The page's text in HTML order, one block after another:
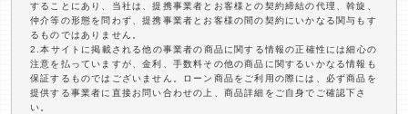
することにあり、当社は、提携事業者とお客様との契約締結の代理、斡旋、
仲介等の形態を問わず、提携事業者とお客様の間の契約にいかなる関与もす
るものではありません。
2.本サイトに掲載される他の事業者の商品に関する情報の正確性には細心の
注意を払っていますが、金利、手数料その他の商品に関するいかなる情報も
保証するものではございません。ローン商品をご利用の際には、必ず商品を
提供する事業者に直接お問い合わせの上、商品詳細をご自身でご確認下さ
い。